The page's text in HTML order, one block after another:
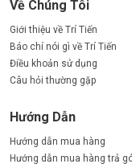
Về Chúng Tôi
Giới thiệu về Trí Tiến
Báo chí nói gì về Trí Tiến
Điều khoản sử dụng
Câu hỏi thường gặp
Hướng Dẫn
Hướng dẫn mua hàng
Hướng dẫn mua hàng trả